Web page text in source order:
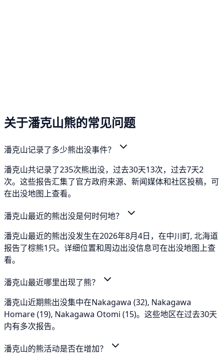
关于潘克山熊的常见问题
潘克山记录了多少熊出没事件？
潘克山共记录了235次熊出没，过去30天13次，过去7天2
次。这些报告汇集了官方政府来源、新闻媒体和社区投稿，可
在出没地图上查看。
潘克山最近的熊出没是何时何地？
潘克山最近的熊出没发生在2026年8月4日，在中川町, 北海道
报告了棕熊1只。详细位置和周边出没信息可在出没地图上查
看。
潘克山最近哪里出现了熊？
潘克山近期熊出没集中在Nakagawa (32), Nakagawa
Homare (19), Nakagawa Otomi (15)。这些地区在过去30天
内有多次报告。
潘克山的熊活动是否在增加？